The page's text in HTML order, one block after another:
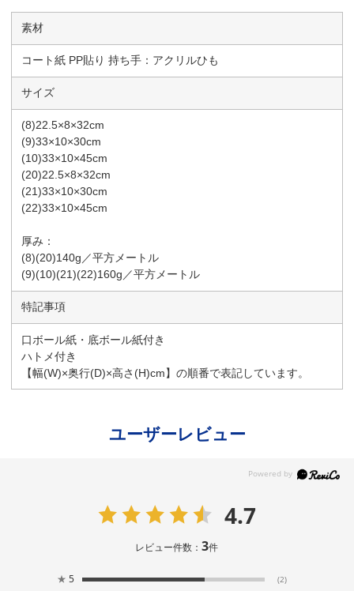
素材
コート紙 PP貼り 持ち手：アクリルひも
サイズ
(8)22.5×8×32cm
(9)33×10×30cm
(10)33×10×45cm
(20)22.5×8×32cm
(21)33×10×30cm
(22)33×10×45cm
厚み：
(8)(20)140g／平方メートル
(9)(10)(21)(22)160g／平方メートル
特記事項
口ボール紙・底ボール紙付き
ハトメ付き
【幅(W)×奥行(D)×高さ(H)cm】の順番で表記しています。
ユーザーレビュー
4.7
レビュー件数：3件
★ 5 (2)